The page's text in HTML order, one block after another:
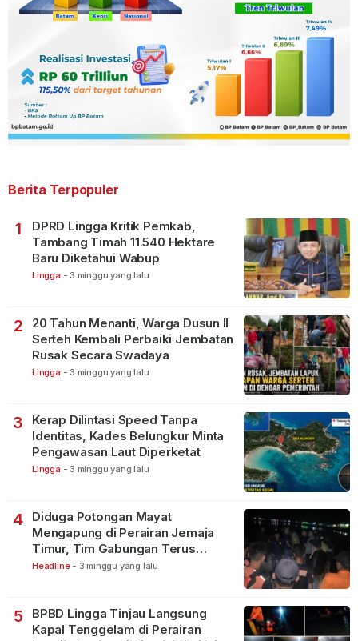
Berita Terpopuler
1
DPRD Lingga Kritik Pemkab,
Tambang Timah 11.540 Hektare
Baru Diketahui Wabup
Lingga - 3 minggu yang lalu
2
20 Tahun Menanti, Warga Dusun II
Serteh Kembali Perbaiki Jembatan
Rusak Secara Swadaya
Lingga - 3 minggu yang lalu
3
Kerap Dilintasi Speed Tanpa
Identitas, Kades Belungkur Minta
Pengawasan Laut Diperketat
Lingga - 3 minggu yang lalu
4
Diduga Potongan Mayat
Mengapung di Perairan Jemaja
Timur, Tim Gabungan Terus
Lakukan Pencarian
Headline - 3 minggu yang lalu
5
BPBD Lingga Tinjau Langsung
Kapal Tenggelam di Perairan